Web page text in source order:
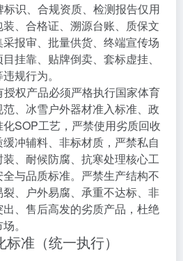
标识、合规资质、检测报告仅用
、合格证、溯源台账、质保文
报审、批量供货、终端宣传场
挂靠、贴牌倒卖、套标虚挂、
规行为。
授权产品必须严格执行国家体育
、冰雪户外器材准入标准、政
SOP工艺，严禁使用劣质回收
冲辅料、非标材质，严禁私自
、耐候防腐、抗寒处理核心工
与品质标准。严禁生产结构不
、户外易腐、承重不达标、非
、售后高发的劣质产品，杜绝
。
准（统一执行）